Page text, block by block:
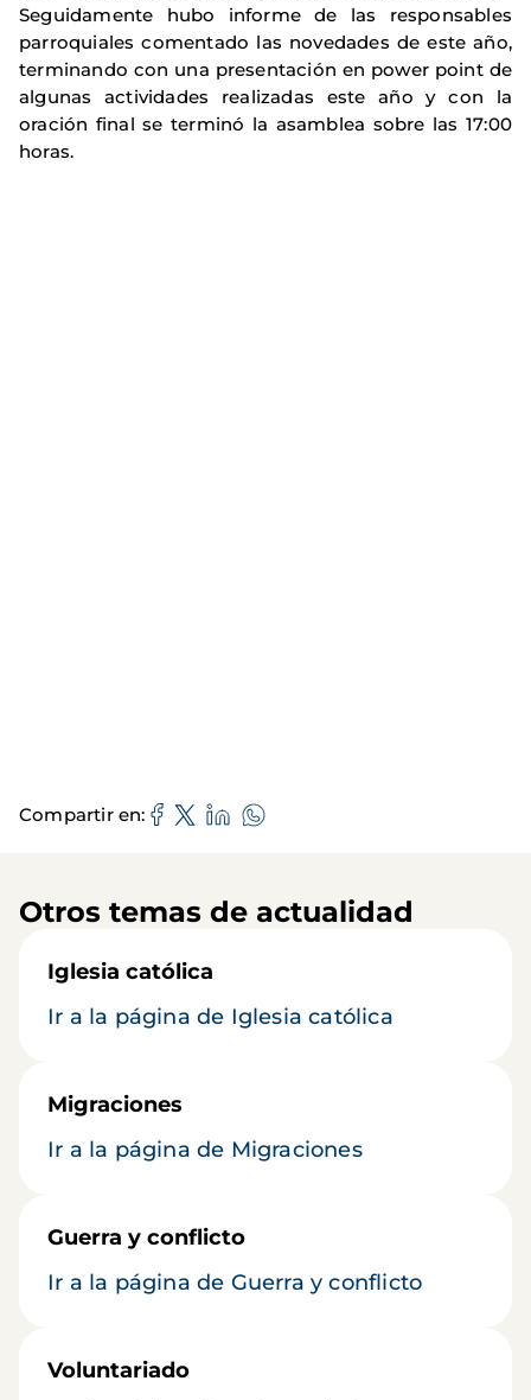
Seguidamente hubo informe de las responsables
parroquiales comentado las novedades de este año,
terminando con una presentación en power point de
algunas actividades realizadas este año y con la
oración final se terminó la asamblea sobre las 17:00
horas.
Compartir en
Otros temas de actualidad
Iglesia católica
Ir a la página de Iglesia católica
Migraciones
Ir a la página de Migraciones
Guerra y conflicto
Ir a la página de Guerra y conflicto
Voluntariado